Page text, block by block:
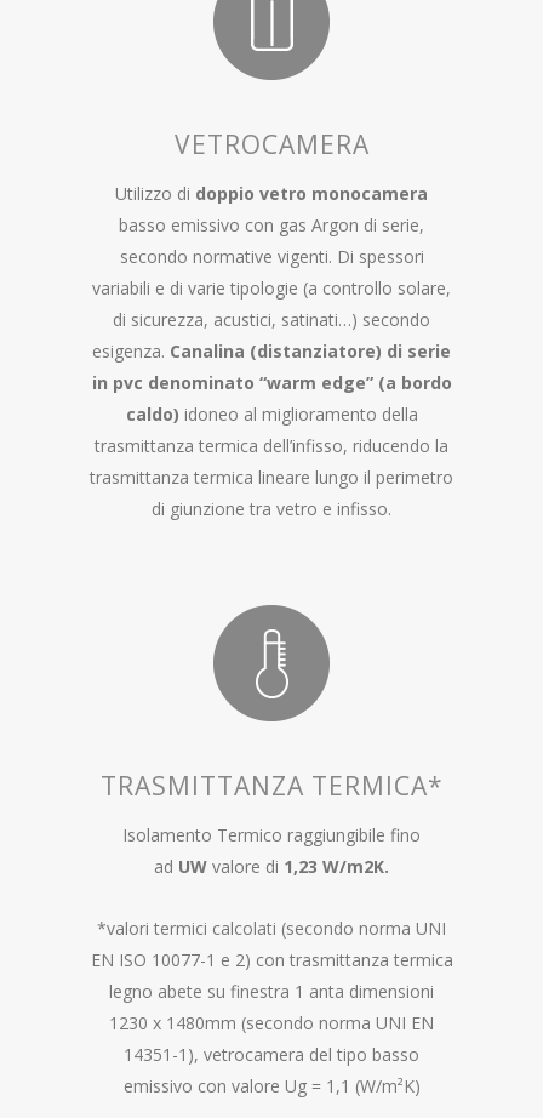
VETROCAMERA
Utilizzo di doppio vetro monocamera
basso emissivo con gas Argon di serie,
secondo normative vigenti. Di spessori
variabili e di varie tipologie (a controllo solare,
di sicurezza, acustici, satinati…) secondo
esigenza. Canalina (distanziatore) di serie
in pvc denominato “warm edge” (a bordo
caldo) idoneo al miglioramento della
trasmittanza termica dell’infisso, riducendo la
trasmittanza termica lineare lungo il perimetro
di giunzione tra vetro e infisso.
TRASMITTANZA TERMICA*
Isolamento Termico raggiungibile fino
ad UW valore di 1,23 W/m2K.
*valori termici calcolati (secondo norma UNI
EN ISO 10077-1 e 2) con trasmittanza termica
legno abete su finestra 1 anta dimensioni
1230 x 1480mm (secondo norma UNI EN
14351-1), vetrocamera del tipo basso
emissivo con valore Ug = 1,1 (W/m²K)